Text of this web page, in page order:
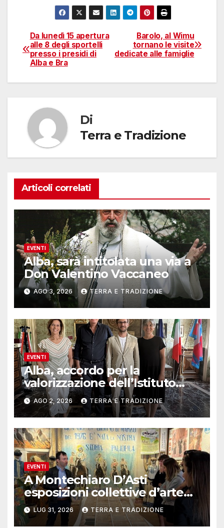
Navigazione
articoli
Barolo, al Wimu
tornano le visite
dedicate alle famiglie
Da lunedì 15 apertura
alle 8 degli sportelli
presso i presidi di
Alba e Bra
Di
Terra e Tradizione
Articoli correlati
EVENTI
Alba, sarà intitolata una via a
Don Valentino Vaccaneo
AGO 3, 2026 TERRA E TRADIZIONE
EVENTI
Alba, accordo per la
valorizzazione dell’Istituto
musicale Rocca
AGO 2, 2026 TERRA E TRADIZIONE
EVENTI
A Montechiaro D’Asti
esposizioni collettive d’arte
contemporanea
LUG 31, 2026 TERRA E TRADIZIONE